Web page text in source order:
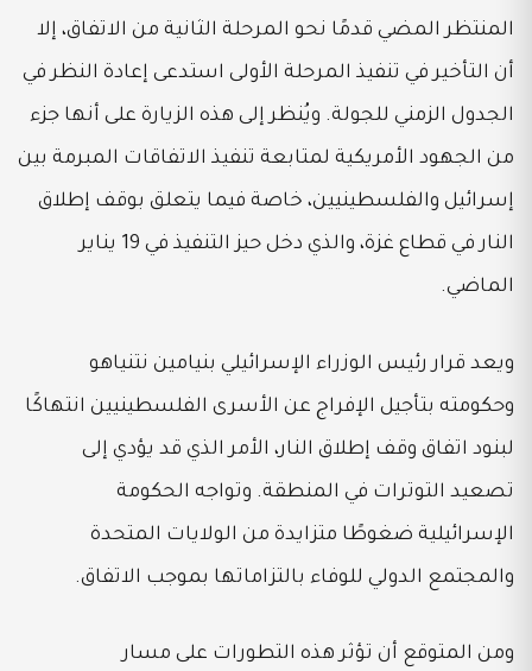
المنتظر المضي قدمًا نحو المرحلة الثانية من الاتفاق، إلا
أن التأخير في تنفيذ المرحلة الأولى استدعى إعادة النظر في
الجدول الزمني للجولة. ويُنظر إلى هذه الزيارة على أنها جزء
من الجهود الأمريكية لمتابعة تنفيذ الاتفاقات المبرمة بين
إسرائيل والفلسطينيين، خاصة فيما يتعلق بوقف إطلاق
النار في قطاع غزة، والذي دخل حيز التنفيذ في 19 يناير
الماضي.
ويعد قرار رئيس الوزراء الإسرائيلي بنيامين نتنياهو
وحكومته بتأجيل الإفراج عن الأسرى الفلسطينيين انتهاكًا
لبنود اتفاق وقف إطلاق النار، الأمر الذي قد يؤدي إلى
تصعيد التوترات في المنطقة. وتواجه الحكومة
الإسرائيلية ضغوطًا متزايدة من الولايات المتحدة
والمجتمع الدولي للوفاء بالتزاماتها بموجب الاتفاق.
ومن المتوقع أن تؤثر هذه التطورات على مسار